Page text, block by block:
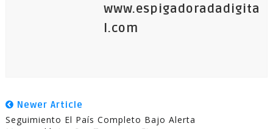
www.espigadoradadigita
l.com
Newer Article
Seguimiento El País Completo Bajo Alerta